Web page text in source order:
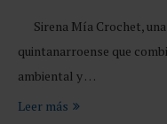
Sirena Mía Crochet,
quintanarroense que
ambiental y …
Leer más